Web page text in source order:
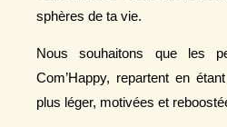
sphères de ta vie.
Nous souhaitons que les
Com’Happy, repartent en
plus léger, motivées et